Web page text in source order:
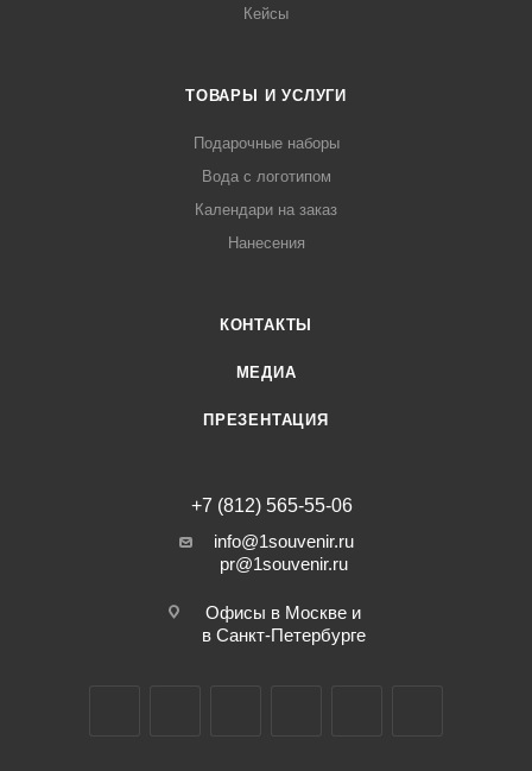
Кейсы
ТОВАРЫ И УСЛУГИ
Подарочные наборы
Вода с логотипом
Календари на заказ
Нанесения
КОНТАКТЫ
МЕДИА
ПРЕЗЕНТАЦИЯ
+7 (812) 565-55-06
info@1souvenir.ru
pr@1souvenir.ru
Офисы в Москве и
в Санкт-Петербурге